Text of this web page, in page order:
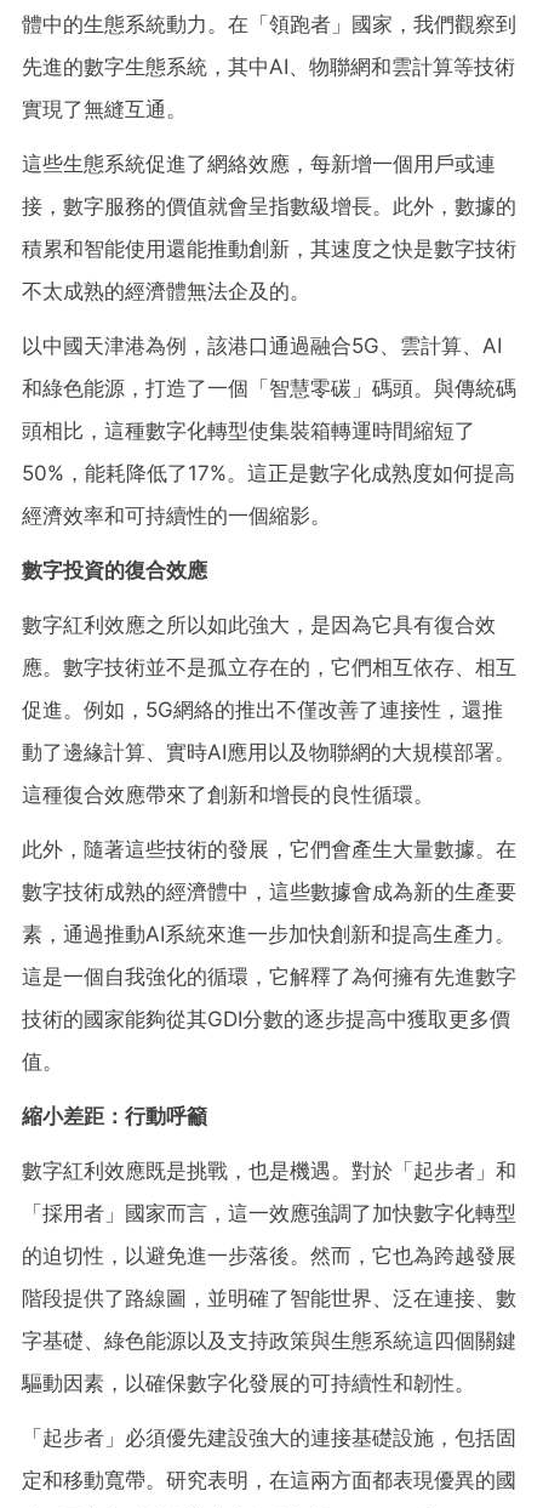
體中的生態系統動力。在「領跑者」國家，我們觀察到
先進的數字生態系統，其中AI、物聯網和雲計算等技術
實現了無縫互通。
這些生態系統促進了網絡效應，每新增一個用戶或連
接，數字服務的價值就會呈指數級增長。此外，數據的
積累和智能使用還能推動創新，其速度之快是數字技術
不太成熟的經濟體無法企及的。
以中國天津港為例，該港口通過融合5G、雲計算、AI
和綠色能源，打造了一個「智慧零碳」碼頭。與傳統碼
頭相比，這種數字化轉型使集裝箱轉運時間縮短了
50%，能耗降低了17%。這正是數字化成熟度如何提高
經濟效率和可持續性的一個縮影。
數字投資的復合效應
數字紅利效應之所以如此強大，是因為它具有復合效
應。數字技術並不是孤立存在的，它們相互依存、相互
促進。例如， 5G網絡的推出不僅改善了連接性，還推
動了邊緣計算、實時AI應用以及物聯網的大規模部署。
這種復合效應帶來了創新和增長的良性循環。
此外，隨著這些技術的發展，它們會產生大量數據。在
數字技術成熟的經濟體中，這些數據會成為新的生產要
素，通過推動AI系統來進一步加快創新和提高生產力。
這是一個自我強化的循環，它解釋了為何擁有先進數字
技術的國家能夠從其GDI分數的逐步提高中獲取更多價
值。
縮小差距：行動呼籲
數字紅利效應既是挑戰，也是機遇。對於「起步者」和
「採用者」國家而言，這一效應強調了加快數字化轉型
的迫切性，以避免進一步落後。然而，它也為跨越發展
階段提供了路線圖，並明確了智能世界、泛在連接、數
字基礎、綠色能源以及支持政策與生態系統這四個關鍵
驅動因素，以確保數字化發展的可持續性和韌性。
「起步者」必須優先建設強大的連接基礎設施，包括固
定和移動寬帶。研究表明，在這兩方面都表現優異的國